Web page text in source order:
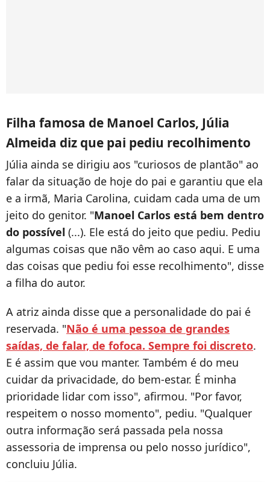
Filha famosa de Manoel Carlos, Júlia
Almeida diz que pai pediu recolhimento
Júlia ainda se dirigiu aos "curiosos de plantão" ao
falar da situação de hoje do pai e garantiu que ela
e a irmã, Maria Carolina, cuidam cada uma de um
jeito do genitor. "Manoel Carlos está bem dentro
do possível (...). Ele está do jeito que pediu. Pediu
algumas coisas que não vêm ao caso aqui. E uma
das coisas que pediu foi esse recolhimento", disse
a filha do autor.
A atriz ainda disse que a personalidade do pai é
reservada. "Não é uma pessoa de grandes
saídas, de falar, de fofoca. Sempre foi discreto.
E é assim que vou manter. Também é do meu
cuidar da privacidade, do bem-estar. É minha
prioridade lidar com isso", afirmou. "Por favor,
respeitem o nosso momento", pediu. "Qualquer
outra informação será passada pela nossa
assessoria de imprensa ou pelo nosso jurídico",
concluiu Júlia.